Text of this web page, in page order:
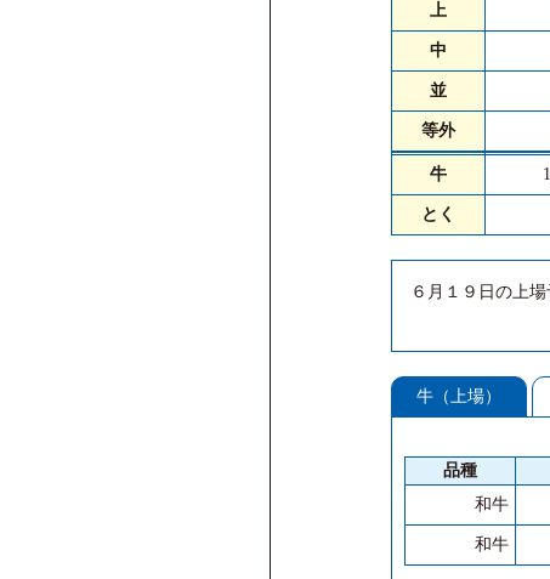
上
中
並
等外
牛
とく
６月１９日の上
牛（上場）
品種
和牛
和牛